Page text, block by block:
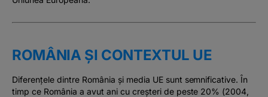
ROMÂNIA ȘI CONTEXTUL UE
Diferențele dintre România și media UE sunt semnificative. În
timp ce România a avut ani cu creșteri de peste 20% (2004,